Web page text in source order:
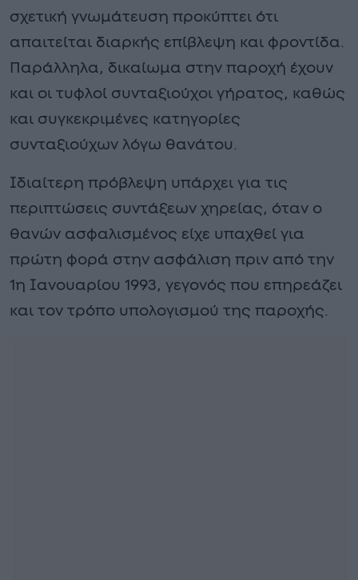
σχετική γνωμάτευση προκύπτει ότι
απαιτείται διαρκής επίβλεψη και φροντίδα.
Παράλληλα, δικαίωμα στην παροχή έχουν
και οι τυφλοί συνταξιούχοι γήρατος, καθώς
και συγκεκριμένες κατηγορίες
συνταξιούχων λόγω θανάτου.
Ιδιαίτερη πρόβλεψη υπάρχει για τις
περιπτώσεις συντάξεων χηρείας, όταν ο
θανών ασφαλισμένος είχε υπαχθεί για
πρώτη φορά στην ασφάλιση πριν από την
1η Ιανουαρίου 1993, γεγονός που επηρεάζει
και τον τρόπο υπολογισμού της παροχής.